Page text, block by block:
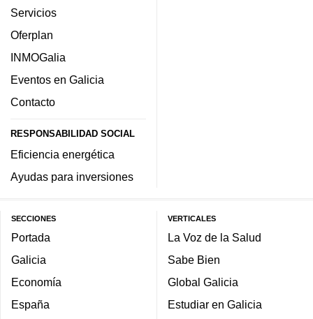
Servicios
Oferplan
INMOGalia
Eventos en Galicia
Contacto
RESPONSABILIDAD SOCIAL
Eficiencia energética
Ayudas para inversiones
SECCIONES
Portada
Galicia
Economía
España
VERTICALES
La Voz de la Salud
Sabe Bien
Global Galicia
Estudiar en Galicia